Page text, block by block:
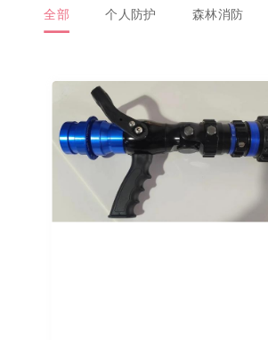
全部 个人防护 森林消防